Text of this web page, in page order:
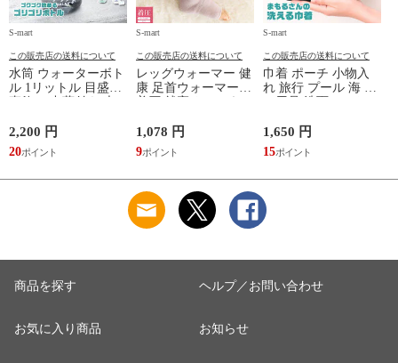
S-mart
この販売店の送料について
水筒 ウォーターボト
ル 1リットル 目盛り
マイボトル 動物 ア
ニマル ゴリラ ごリ
ラックス ゴリゴリボ
2,200 円
20
S-mart
この販売店の送料について
レッグウォーマー 健
康 足首ウォーマー
ふんわり 足湯のよう
なぽかぽかナイトウ
ォーマー inf-26
1,078 円
9
S-mart
この販売店の送料について
巾着 ポーチ 小物入
れ 旅行 プール 海 バ
サウナ ごリラックス
まもるさんの洗える
巾着 ブラック 黒
1,650 円
15
商品を探す
お気に入り商品
ヘルプ／お問い合わせ
お知らせ